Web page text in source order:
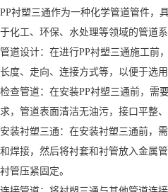
PP衬塑三通作为一种化学管道管件，
于化工、环保、水处理等领域的管道
管道设计：在进行PP衬塑三通施工前
长度、走向、连接方式等，以便于选
检查管道：在安装PP衬塑三通前，需
求，管道表面清洁无油污，接口平整、
安装衬塑三通：在安装衬塑三通前，
和焊接，然后将衬套和衬管放入金属
衬管压紧固定。